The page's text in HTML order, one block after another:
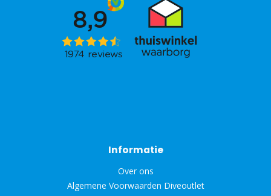
Informatie
Over ons
Algemene Voorwaarden Diveoutlet